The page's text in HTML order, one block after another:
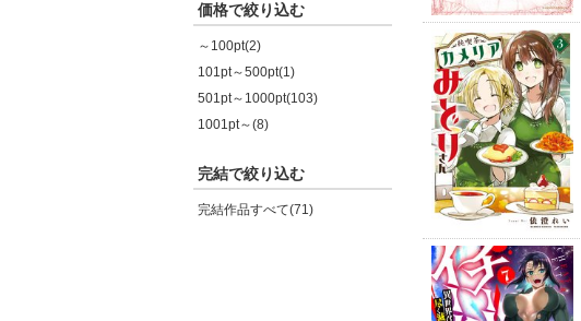
価格で絞り込む
～100pt(2)
101pt～500pt(1)
501pt～1000pt(103)
1001pt～(8)
完結で絞り込む
完結作品すべて(71)